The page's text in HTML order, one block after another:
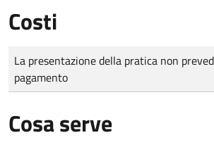
Costi
Tipo di pagamento
Importo
La presentazione della pratica non
pagamento
Cosa serve